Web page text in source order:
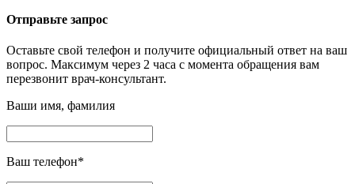
Отправьте запрос
Оставьте свой телефон и получите официальный ответ на ваш
вопрос. Максимум через 2 часа с момента обращения вам
перезвонит врач-консультант.
Ваши имя, фамилия
Ваш телефон*